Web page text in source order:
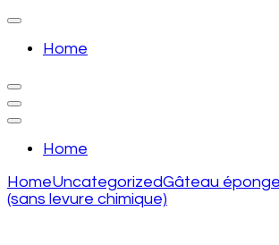
Skip
content
Enter)
recette de grand mere
Home
recette de grand mere
Home
HomeUncategorizedGâteau
(sans levure chimique)